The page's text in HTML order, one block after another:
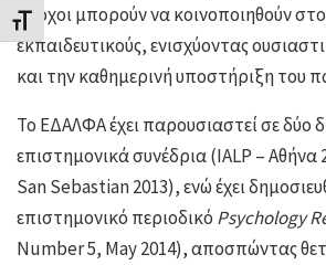
Εναλλαγή Μεγέθους Γραμμάτων
στόχοι μπορούν να κοινοποιηθούν
εκπαιδευτικούς, ενισχύοντας
και την καθημερινή υποστήριξη του
Το ΕΔΑΛΦΑ έχει παρουσιαστεί σε δύο
επιστημονικά συνέδρια (IALP – Αθήνα
San Sebastian 2013), ενώ έχει
επιστημονικό περιοδικό Psychology
Number 5, May 2014), αποσπώντας